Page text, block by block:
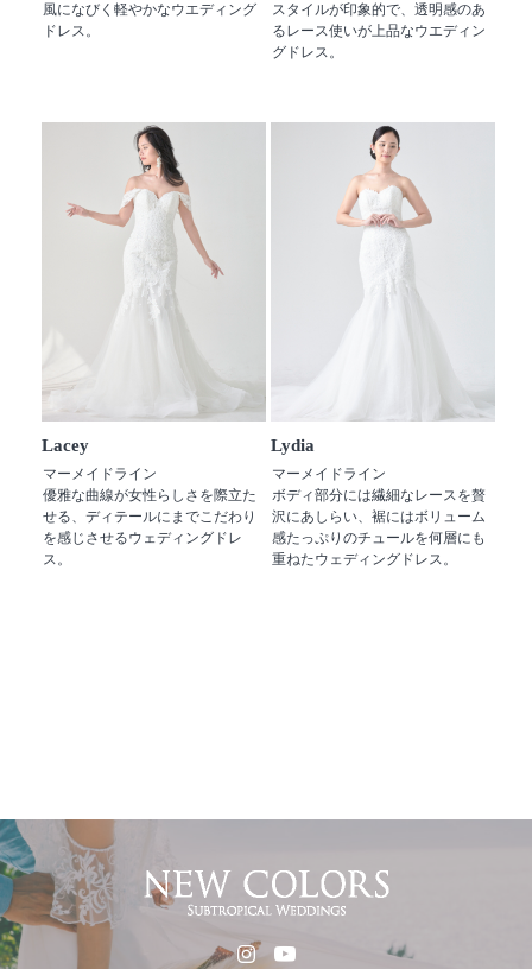
風になびく軽やかなウエディング
ドレス。
スタイルが印象的で、透明感のあ
るレース使いが上品なウエディン
グドレス。
Lacey
マーメイドライン
優雅な曲線が女性らしさを際立た
せる、ディテールにまでこだわり
を感じさせるウェディングドレ
ス。
Lydia
マーメイドライン
ボディ部分には繊細なレースを贅
沢にあしらい、裾にはボリューム
感たっぷりのチュールを何層にも
重ねたウェディングドレス。